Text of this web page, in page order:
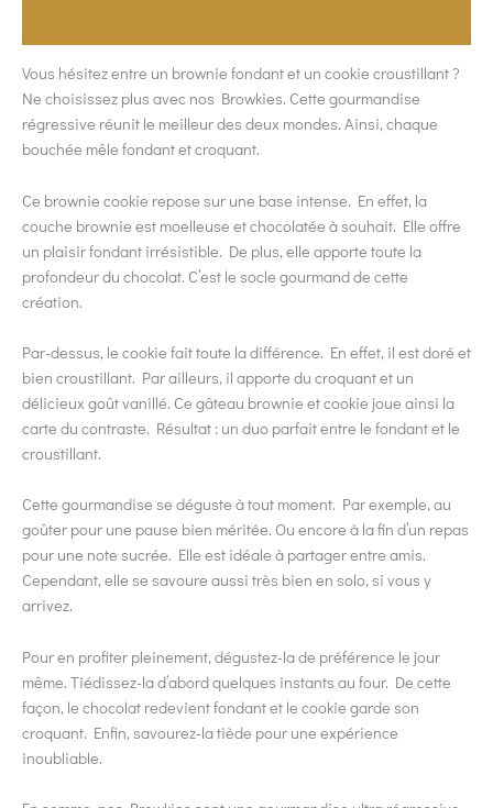
Vous hésitez entre un brownie fondant et un cookie croustillant ?
Ne choisissez plus avec nos Browkies. Cette gourmandise
régressive réunit le meilleur des deux mondes. Ainsi, chaque
bouchée mêle fondant et croquant.
Ce brownie cookie repose sur une base intense. En effet, la
couche brownie est moelleuse et chocolatée à souhait. Elle offre
un plaisir fondant irrésistible. De plus, elle apporte toute la
profondeur du chocolat. C’est le socle gourmand de cette
création.
Par-dessus, le cookie fait toute la différence. En effet, il est doré et
bien croustillant. Par ailleurs, il apporte du croquant et un
délicieux goût vanillé. Ce gâteau brownie et cookie joue ainsi la
carte du contraste. Résultat : un duo parfait entre le fondant et le
croustillant.
Cette gourmandise se déguste à tout moment. Par exemple, au
goûter pour une pause bien méritée. Ou encore à la fin d’un repas
pour une note sucrée. Elle est idéale à partager entre amis.
Cependant, elle se savoure aussi très bien en solo, si vous y
arrivez.
Pour en profiter pleinement, dégustez-la de préférence le jour
même. Tiédissez-la d’abord quelques instants au four. De cette
façon, le chocolat redevient fondant et le cookie garde son
croquant. Enfin, savourez-la tiède pour une expérience
inoubliable.